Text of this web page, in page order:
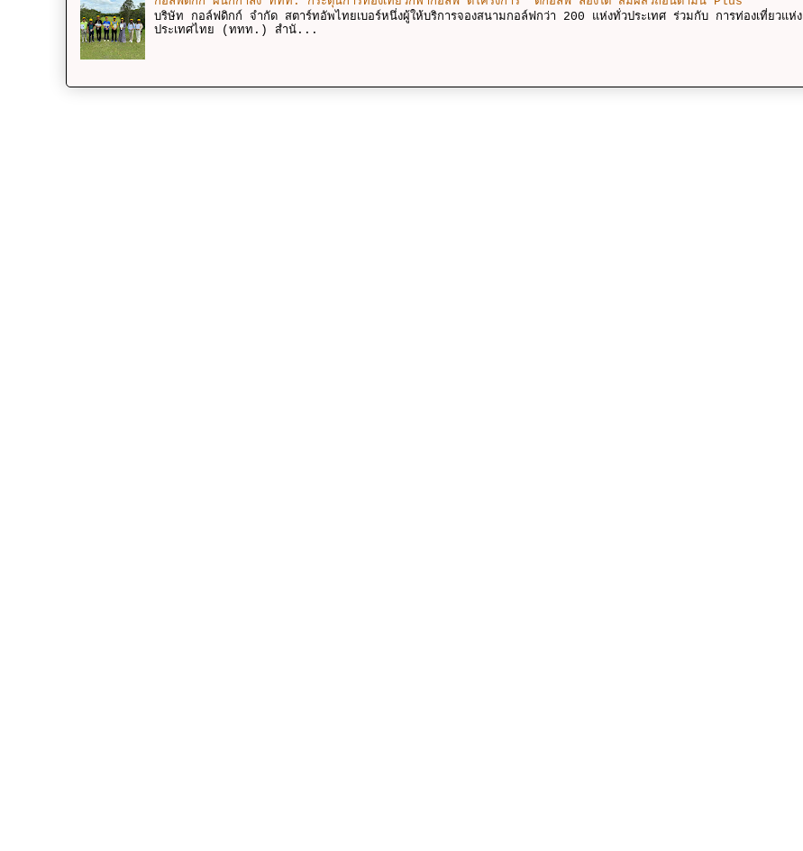
บริษัท กอล์ฟดิกก์ จำกัด สตาร์ทอัพไทยเบอร์หนึ่งผู้ให้บริการจองสนามกอล์ฟกว่า 200 แห่งทั่วประเทศ ร่วมกับ การท่องเที่ยวแห่ง
ประเทศไทย (ททท.) สำนั...